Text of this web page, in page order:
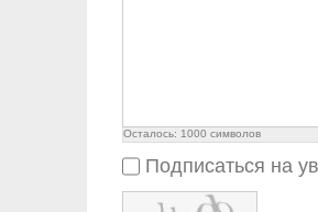
Осталось: 1000 символов
Подписаться на